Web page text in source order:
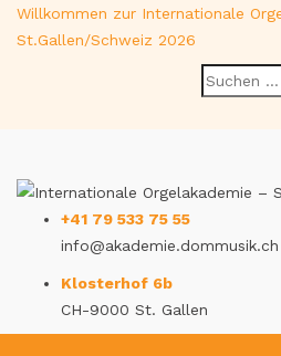
Willkommen zur Internationale
St.Gallen/Schweiz 2026
Suche
nach:
+41 79 533 75 55
info@akademie.dommusik.ch
Klosterhof 6b
CH-9000 St. Gallen